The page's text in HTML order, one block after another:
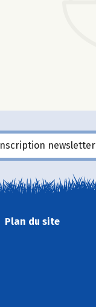
Inscription newsletter
Plan du site